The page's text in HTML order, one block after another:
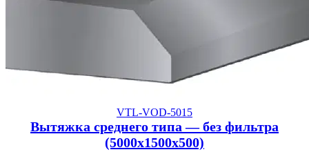
VTL-VOD-5015
Вытяжка среднего типа — без фильтра
(5000x1500x500)